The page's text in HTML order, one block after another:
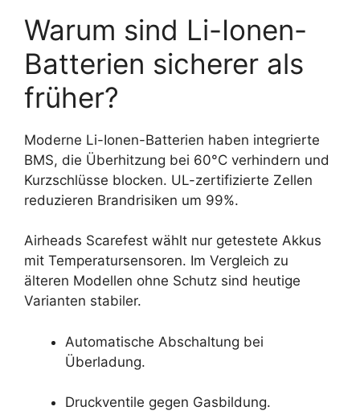
Warum sind Li-Ionen-
Batterien sicherer als
früher?
Moderne Li-Ionen-Batterien haben integrierte
BMS, die Überhitzung bei 60°C verhindern und
Kurzschlüsse blocken. UL-zertifizierte Zellen
reduzieren Brandrisiken um 99%.
Airheads Scarefest wählt nur getestete Akkus
mit Temperatursensoren. Im Vergleich zu
älteren Modellen ohne Schutz sind heutige
Varianten stabiler.
Automatische Abschaltung bei
Überladung.
Druckventile gegen Gasbildung.